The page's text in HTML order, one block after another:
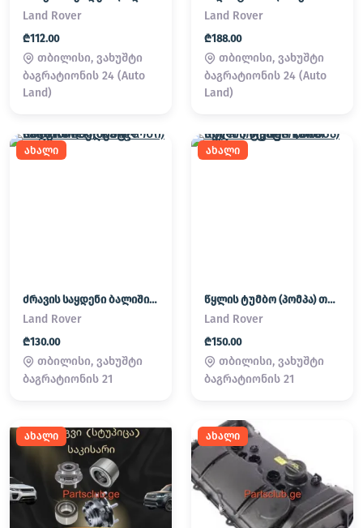
Land Rover
₾112.00
თბილისი, ვახუშტი
ბაგრატიონის 24 (Auto
Land)
Land Rover
₾188.00
თბილისი, ვახუშტი
ბაგრატიონის 24 (Auto
Land)
ახალი
ძრავის საყდენი ბალიში (პადმატორნი) Land Rover / Range Rover
Land Rover
₾130.00
თბილისი, ვახუშტი
ბაგრატიონის 21
ახალი
წყლის ტუმბო (პომპა) თერმოსტატი Land Rover / Range Rover
Land Rover
₾150.00
თბილისი, ვახუშტი
ბაგრატიონის 21
ახალი ახალი